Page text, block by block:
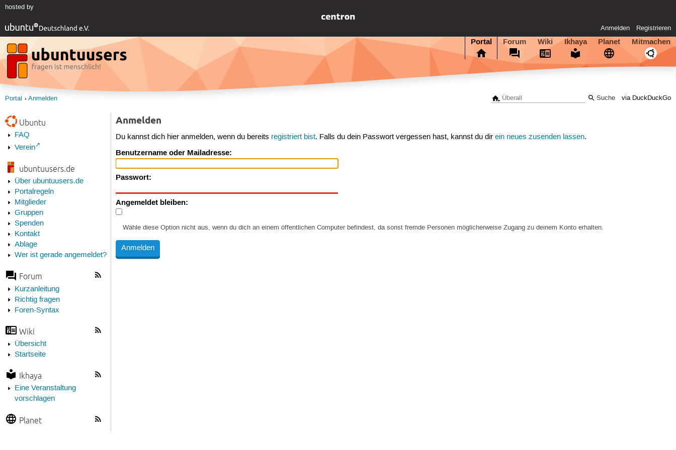
hosted by
Anmelden Registrieren
Portal Forum Wiki Ikhaya Planet Mitmachen
via DuckDuckGo
Portal Anmelden
Ubuntu
FAQ
Verein
ubuntuusers.de
Über ubuntuusers.de
Portalregeln
Mitglieder
Gruppen
Spenden
Kontakt
Ablage
Wer ist gerade angemeldet?
Forum
Kurzanleitung
Richtig fragen
Foren-Syntax
Wiki
Übersicht
Startseite
Ikhaya
Eine Veranstaltung
vorschlagen
Planet
Anmelden
Du kannst dich hier anmelden, wenn du bereits registriert bist. Falls du dein Passwort vergessen hast, kannst du direin neues zusenden lassen.
Benutzername oder Mailadresse:
Passwort:
Angemeldet bleiben:
Wähle diese Option nicht aus, wenn du dich an einem öffentlichen Computer befindest, da sonst fremde Personen möglicherweise Zugang zu deinem Konto erhalten.